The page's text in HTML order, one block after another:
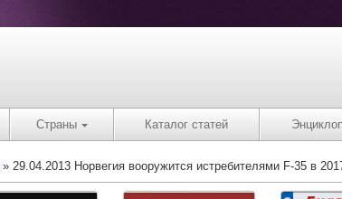
Страны Каталог статей
29.04.2013 Норвегия вооружится истребителями F-35 в